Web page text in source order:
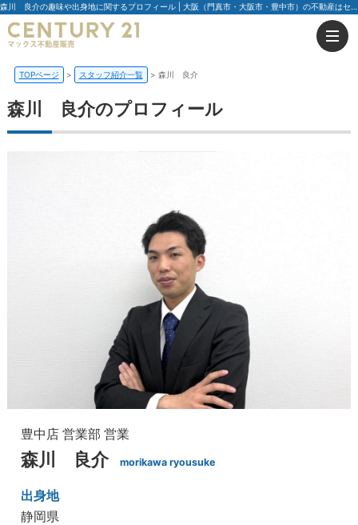
森川 良介の趣味や出身地に関するプロフィール | 大阪（門真市・大阪市・豊中市）の不動産はセンチュリー21マックス不動産販売
TOPページ スタッフ紹介一覧 森川 良介
森川 良介のプロフィール
豊中店 営業部 営業
森川 良介 morikawa ryousuke
出身地
静岡県